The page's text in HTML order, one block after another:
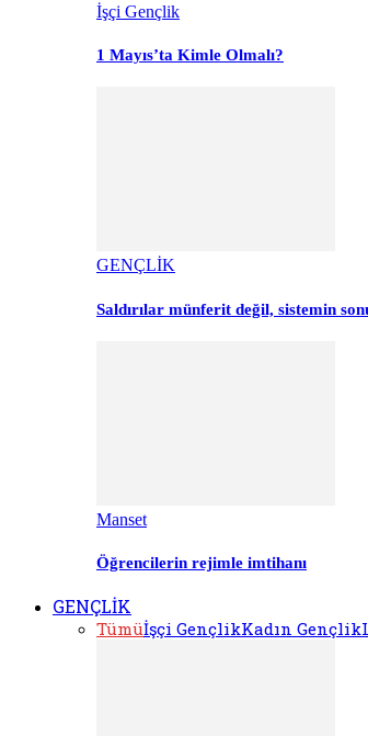
İşçi Gençlik
1 Mayıs’ta Kimle Olmalı?
GENÇLİK
Saldırılar münferit değil, sistemin
Manset
Öğrencilerin rejimle imtihanı
GENÇLİK
Tümüİşçi GençlikKadın Gençlik